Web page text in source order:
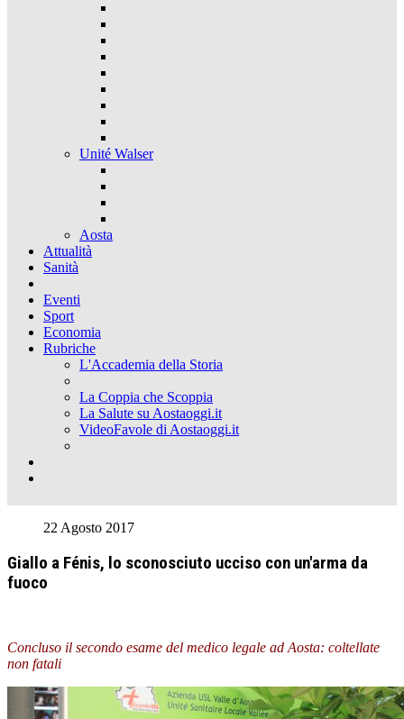
Unité Walser
Aosta
Attualità
Sanità
Eventi
Sport
Economia
Rubriche
L'Accademia della Storia
La Coppia che Scoppia
La Salute su Aostaoggi.it
VideoFavole di Aostaoggi.it
22 Agosto 2017
Giallo a Fénis, lo sconosciuto ucciso con un'arma da
fuoco
Concluso il secondo esame del medico legale ad Aosta: coltellate
non fatali